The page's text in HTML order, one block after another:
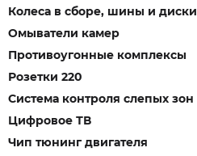
Колеса в сборе, шины и диски
Омыватели камер
Противоугонные комплексы
Розетки 220
Система контроля слепых зон
Цифровое ТВ
Чип тюнинг двигателя